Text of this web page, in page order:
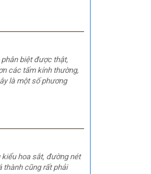
biệt được thật,
các tấm kính thường,
là một số phương
hoa sắt, đường nét
thành cũng rất phải